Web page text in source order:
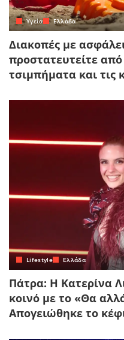
Yγεία Ελλάδα
Διακοπές με
προστατευτείτε
τσιμπήματα και τις
Lifestyle Ελλάδα
Πάτρα: Η Κατερίνα
κοινό με το «Θα
Απογειώθηκε το